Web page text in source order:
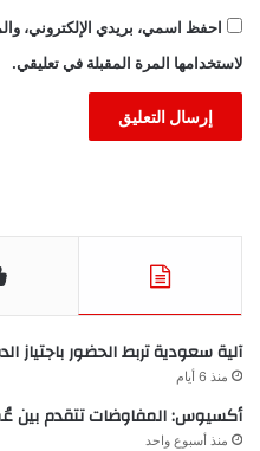
احفظ اسمي، بريدي الإلكتروني،
لاستخدامها المرة المقبلة في تعليقي.
آلية سعودية تربط الحضور باجتياز
منذ 6 أيام
أكسيوس: المفاوضات تتقدم بين
منذ أسبوع واحد